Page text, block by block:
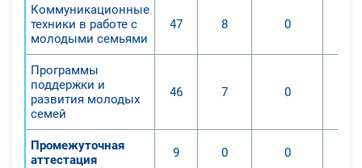
Коммуникационные
техники в работе с
молодыми семьями
47 8 0
Программы
поддержки и
развития молодых
семей
46 7 0
Промежуточная
аттестация
9 0 0